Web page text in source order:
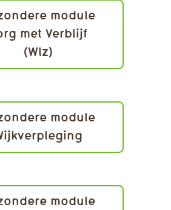
module
met Verblijf
(Wlz)
module
module